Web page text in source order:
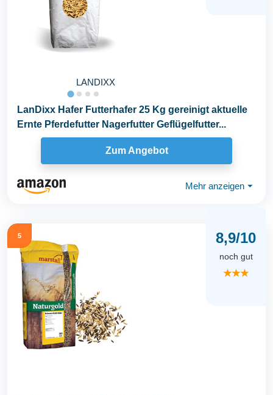
LANDIXX
LanDixx Hafer Futterhafer 25 Kg gereinigt aktuelle
Ernte Pferdefutter Nagerfutter Geflügelfutter...
Zum Angebot
Mehr anzeigen ⏷
5 8,9/10
noch gut
★★★